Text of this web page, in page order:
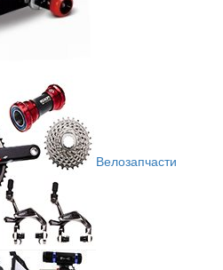
Велозапчасти